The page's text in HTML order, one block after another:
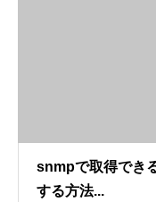
snmpで取得でき
する方法...